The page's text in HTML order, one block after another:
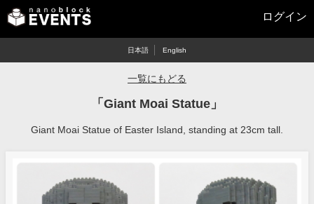
ログイン
日本語 English
一覧にもどる
「Giant Moai Statue」
Giant Moai Statue of Easter Island, standing at 23cm tall.